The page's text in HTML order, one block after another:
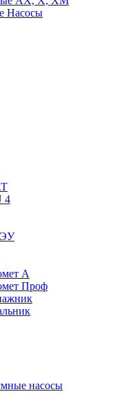
Насосы
4
А
Проф
насосы